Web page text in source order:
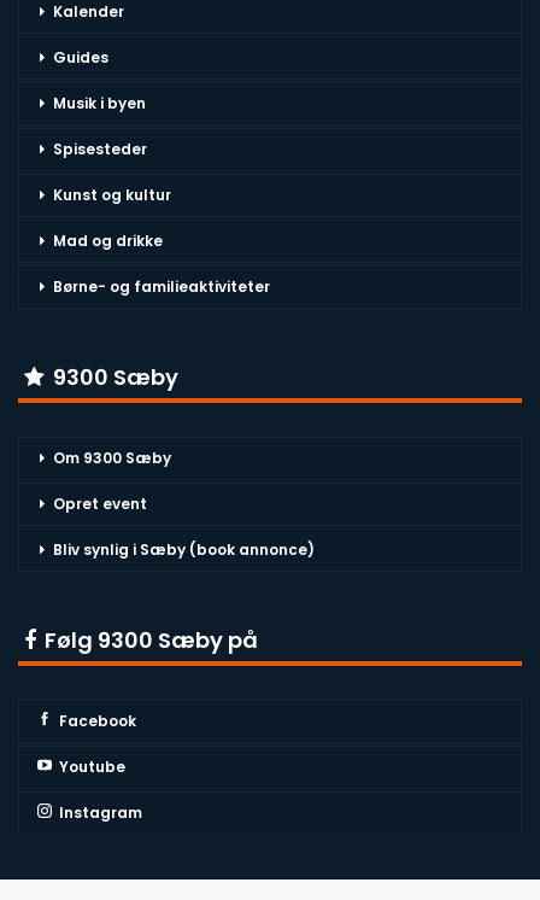
Kalender
Guides
Musik i byen
Spisesteder
Kunst og kultur
Mad og drikke
Børne- og familieaktiviteter
9300 Sæby
Om 9300 Sæby
Opret event
Bliv synlig i Sæby (book annonce)
Følg 9300 Sæby på
Facebook
Youtube
Instagram